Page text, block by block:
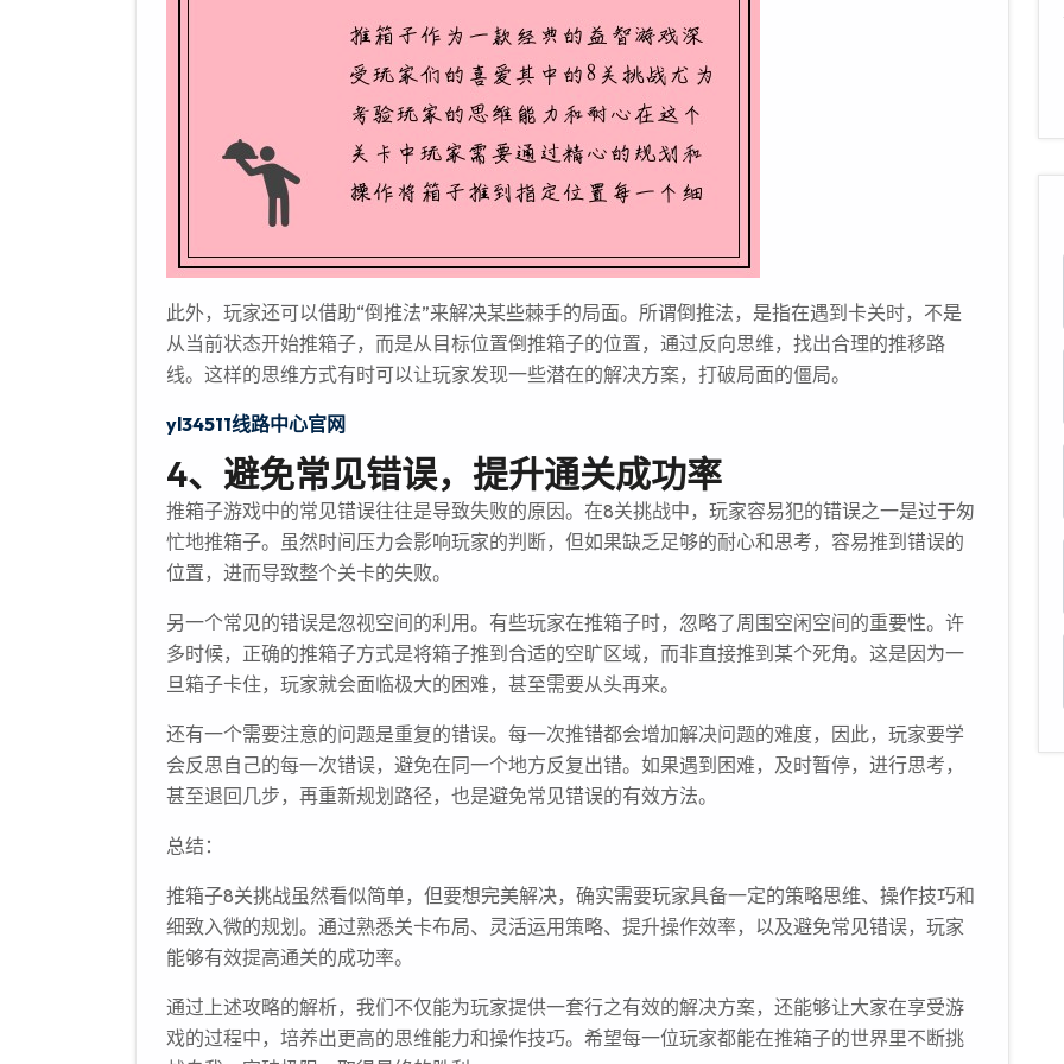
此外，玩家还可以借助“倒推法”来解决某些棘手的局面。所谓倒推法，是指在遇到卡关时，不是
从当前状态开始推箱子，而是从目标位置倒推箱子的位置，通过反向思维，找出合理的推移路
线。这样的思维方式有时可以让玩家发现一些潜在的解决方案，打破局面的僵局。
yl34511线路中心官网
4、避免常见错误，提升通关成功率
推箱子游戏中的常见错误往往是导致失败的原因。在8关挑战中，玩家容易犯的错误之一是过于匆
忙地推箱子。虽然时间压力会影响玩家的判断，但如果缺乏足够的耐心和思考，容易推到错误的
位置，进而导致整个关卡的失败。
另一个常见的错误是忽视空间的利用。有些玩家在推箱子时，忽略了周围空闲空间的重要性。许
多时候，正确的推箱子方式是将箱子推到合适的空旷区域，而非直接推到某个死角。这是因为一
旦箱子卡住，玩家就会面临极大的困难，甚至需要从头再来。
还有一个需要注意的问题是重复的错误。每一次推错都会增加解决问题的难度，因此，玩家要学
会反思自己的每一次错误，避免在同一个地方反复出错。如果遇到困难，及时暂停，进行思考，
甚至退回几步，再重新规划路径，也是避免常见错误的有效方法。
总结：
推箱子8关挑战虽然看似简单，但要想完美解决，确实需要玩家具备一定的策略思维、操作技巧和
细致入微的规划。通过熟悉关卡布局、灵活运用策略、提升操作效率，以及避免常见错误，玩家
能够有效提高通关的成功率。
通过上述攻略的解析，我们不仅能为玩家提供一套行之有效的解决方案，还能够让大家在享受游
戏的过程中，培养出更高的思维能力和操作技巧。希望每一位玩家都能在推箱子的世界里不断挑